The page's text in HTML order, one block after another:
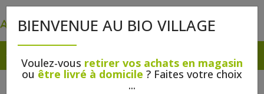
BIENVENUE AU BIO VILLAGE
Voulez-vous retirer vos achats en magasin
ou être livré à domicile ? Faites votre choix
...